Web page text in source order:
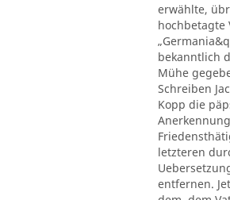
erwählte,
hochbetagte
bekanntlich
Mühe
Schreiben
Kopp die
letzteren
entfernen.